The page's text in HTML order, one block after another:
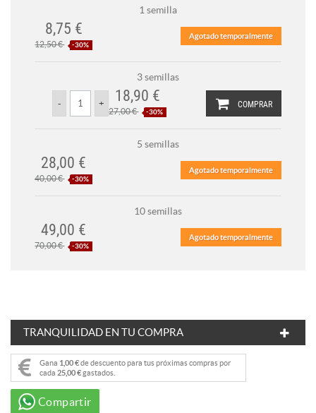
1 semilla
Agotado temporalmente
8,75 €
12,50 € -30%
3 semillas
COMPRAR
18,90 €
27,00 € -30%
5 semillas
Agotado temporalmente
28,00 €
40,00 € -30%
10 semillas
Agotado temporalmente
49,00 €
70,00 € -30%
TRANQUILIDAD EN TU COMPRA
Gana 1,00 €de descuento para tus próximas compras por
cada 25,00 €gastados.
Compartir